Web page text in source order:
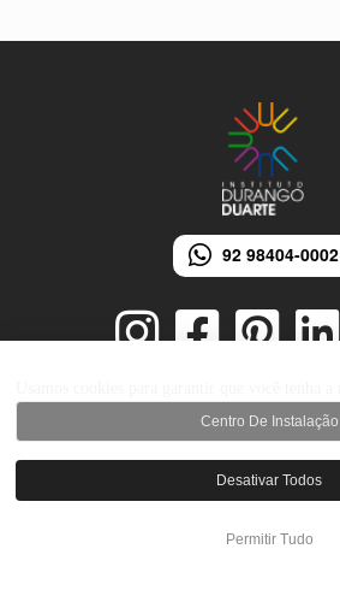
92 98404-0002
© 2026 Instituto Durango Duarte - Todos
Desenvolvido por iMarketing
Centro De Instalação
Desativar Todos
Permitir Tudo